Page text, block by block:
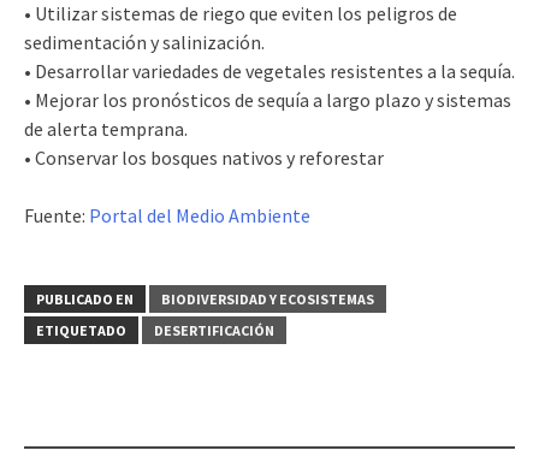
• Utilizar sistemas de riego que eviten los peligros de
sedimentación y salinización.
• Desarrollar variedades de vegetales resistentes a la sequía.
• Mejorar los pronósticos de sequía a largo plazo y sistemas
de alerta temprana.
• Conservar los bosques nativos y reforestar
Fuente: Portal del Medio Ambiente
PUBLICADO EN
BIODIVERSIDAD Y ECOSISTEMAS
ETIQUETADO
DESERTIFICACIÓN